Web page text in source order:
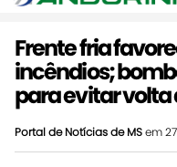
Frente fria
incêndios;
para evitar volta
Portal de Notícias de MSem